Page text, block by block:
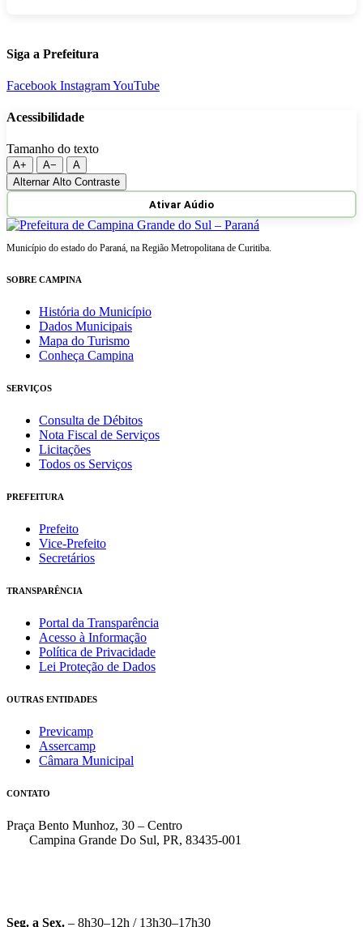
Siga a Prefeitura
Facebook InstagramYouTube
Acessibilidade
Tamanho do texto
A+ A−
A
Alternar Alto Contraste
Ativar Aúdio
Município do estado do Paraná, na Região Metropolitana de Curitiba.
SOBRE CAMPINA
História do Município
Dados Municipais
Mapa do Turismo
Conheça Campina
SERVIÇOS
Consulta de Débitos
Nota Fiscal de Serviços
Licitações
Todos os Serviços
PREFEITURA
Prefeito
Vice-Prefeito
Secretários
TRANSPARÊNCIA
Portal da Transparência
Acesso à Informação
Política de Privacidade
Lei Proteção de Dados
OUTRAS ENTIDADES
Previcamp
Assercamp
Câmara Municipal
CONTATO
Praça Bento Munhoz, 30 – Centro
Campina Grande Do Sul, PR, 83435-001
Seg. a Sex. – 8h30–12h / 13h30–17h30